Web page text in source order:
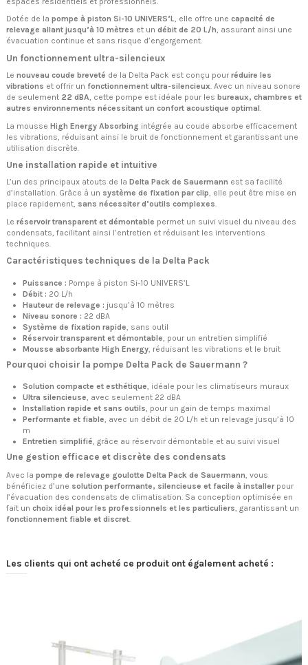
Dotée de la pompe à piston Si-10 UNIVERS’L, elle offre une capacité de
relevage allant jusqu’à 10 mètres et un débit de 20 L/h, assurant ainsi une
évacuation continue et sans risque d’engorgement.
Un fonctionnement ultra-silencieux
Le nouveau coude breveté de la Delta Pack est conçu pour réduire les
vibrations et offrir un fonctionnement ultra-silencieux. Avec un niveau sonore
de seulement 22 dBA, cette pompe est idéale pour les bureaux, chambres et
autres environnements nécessitant un confort acoustique optimal.
La mousse High Energy Absorbing intégrée au coude absorbe efficacement
les vibrations, réduisant ainsi le bruit de fonctionnement et garantissant une
utilisation discrète.
Une installation rapide et intuitive
L’un des principaux atouts de la Delta Pack de Sauermann est sa facilité
d’installation. Grâce à un système de fixation par clip, elle peut être mise en
place rapidement, sans nécessiter d’outils complexes.
Le réservoir transparent et démontable permet un suivi visuel du niveau des
condensats, facilitant ainsi l’entretien et réduisant les interventions
techniques.
Caractéristiques techniques de la Delta Pack
Puissance : Pompe à piston Si-10 UNIVERS’L
Débit : 20 L/h
Hauteur de relevage : jusqu’à 10 mètres
Niveau sonore : 22 dBA
Système de fixation rapide , sans outil
Réservoir transparent et démontable , pour un entretien simplifié
Mousse absorbante High Energy , réduisant les vibrations et le bruit
Pourquoi choisir la pompe Delta Pack de Sauermann ?
Solution compacte et esthétique, idéale pour les climatiseurs muraux
Ultra silencieuse, avec seulement 22 dBA
Installation rapide et sans outils, pour un gain de temps maximal
Performante et fiable, avec un débit de 20 L/h et un relevage jusqu’à 10
m
Entretien simplifié, grâce au réservoir démontable et au suivi visuel
Une gestion efficace et discrète des condensats
Avec la pompe de relevage goulotte Delta Pack de Sauermann , vous
bénéficiez d’une solution performante, silencieuse et facile à installerpour
l’évacuation des condensats de climatisation. Sa conception optimisée en
fait un choix idéal pour les professionnels et les particuliers , garantissant un
fonctionnement fiable et discret
Les clients qui ont acheté ce produit ont également acheté :